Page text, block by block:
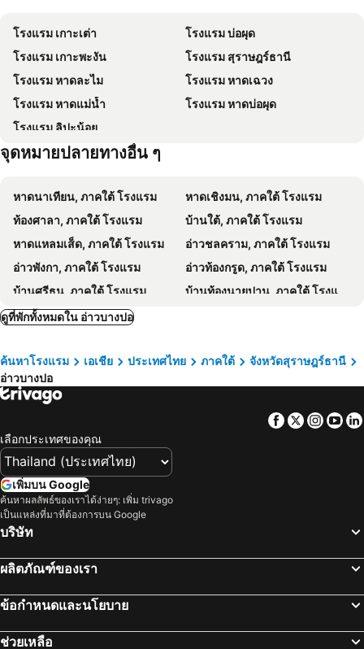
โรงแรมสมุย เฟิร์ส เฮาส์
ซันเซ็ทบีชคลับ
Cheeky Monkey's Samui
ทองทิพย์ แมนชั่น
Avani Chaweng Samui Hotel & Beach Club
The Culture Samui
Top Hostel Samui
Crystal Lamai Hotel
Centara Life Lamai Resort Samui
โรงแรมมาอยู่ สมุย
Mercure Samui Chaweng Tana
The Stay Chaweng Beach Resort
The Villager Fishermans Village
Bay Beach Resort
Colorize Boutique Hotel
Thai Fight Hotel
H&Y Chaweng
ละมุนละมัย เรสซิเดนซ์
March Samui Resort
Panorama Samui Residences
เนเชอรัล วิง เฮลท์ สปา แอนด์ รีสอร์ท
Moorea Boutique Resort Samui
Room Beach Samui
Koh Samui Tower
Maenam Hill 8
จินตา ซิตี้
Hotel Win
Jinta Hotel Nathon Beach
Everest Resort
J4 Samui Hotel
Samui Green Hotel
พี 10 สมุย
Skye Beach Hotel
โรงแรม เกาะเต่า
โรงแรม บ่อผุด
โรงแรม เกาะพะงัน
โรงแรม สุราษฎร์ธานี
โรงแรม หาดละไม
โรงแรม หาดเฉวง
โรงแรม หาดแม่น้ำ
โรงแรม หาดบ่อผุด
โรงแรม ลิปะน้อย
จุดหมายปลายทางอื่น ๆ
หาดนาเทียน, ภาคใต้ โรงแรม
หาดเชิงมน, ภาคใต้ โรงแรม
ท้องศาลา, ภาคใต้ โรงแรม
บ้านใต้, ภาคใต้ โรงแรม
หาดแหลมเส็ด, ภาคใต้ โรงแรม
อ่าวชลคราม, ภาคใต้ โรงแรม
อ่าวพังกา, ภาคใต้ โรงแรม
อ่าวท้องกรูด, ภาคใต้ โรงแรม
บ้านศรีธนู, ภาคใต้ โรงแรม
บ้านท้องนายปาน, ภาคใต้ โรงแรม
หาดใหญ่, ภาคใต้ โรงแรม
พัทลุง, ภาคใต้ โรงแรม
เกาะกระดาน, ภาคใต้ โรงแรม
เกาะไหง, ภาคใต้ โรงแรม
เกาะเหลาเหลียง, ภาคใต้ โรงแรม
กรุงเทพฯ, ภาคกลาง โรงแรม
หัวหิน, ภาคกลาง โรงแรม
เชียงใหม่, ภาคเหนือ โรงแรม
ชลบุรี, ภาคตะวันออก โรงแรม
ระยอง, ภาคตะวันออก โรงแรม
ภูเก็ตทาวน์, ภาคใต้ โรงแรม
ดูที่พักทั้งหมดใน อ่าวบางปอ
ค้นหาโรงแรม เอเชีย ประเทศไทย ภาคใต้
จังหวัดสุราษฎร์ธานี
อ่าวบางปอ
Facebook
Twitter
เลือกประเทศของคุณ
เพิ่มบน Google
ค้นหาผลลัพธ์ของเราได้ง่ายๆ: เพิ่ม trivago
เป็นแหล่งที่มาที่ต้องการบน Google
บริษัท
ผลิตภัณฑ์ของเรา
ข้อกำหนดและนโยบาย
ช่วยเหลือ